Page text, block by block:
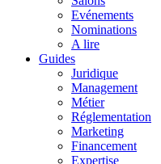
Evénements
Nominations
A lire
Guides
Juridique
Management
Métier
Réglementation
Marketing
Financement
Expertise